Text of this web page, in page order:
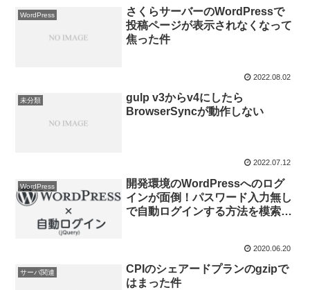
WordPress
さくらサーバーのWordPressで
投稿ページが表示されなくなって
焦った件
2022.08.02
未分類
gulp v3からv4にしたら
BrowserSyncが動作しない
2022.07.12
WordPress
開発環境のWordPressへのログ
インが面倒！パスワード入力無し
で自動ログインする方法を模索し
2020.06.20
サーバ関連
CPIのシェアードプランのgzipで
はまった件